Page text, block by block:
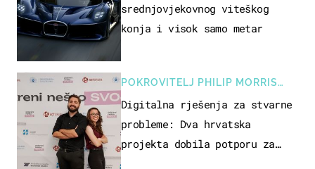
srednjovjekovnog viteškog
konja i visok samo metar
POKROVITELJ PHILIP MORRIS
ZAGREB
Digitalna rješenja za stvarne
probleme: Dva hrvatska
projekta dobila potporu za